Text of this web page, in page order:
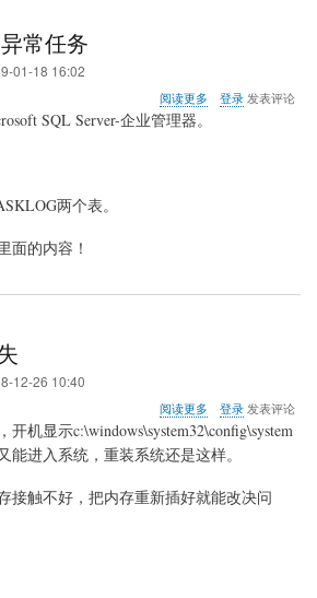
常任务
01-18 16:02
阅读更多
任
登录发表评论
SQL Server-企业管理器。
两个表。
面的内容！
12-26 10:40
阅读更多
于
开
机
示
登录发表评论
机显示c:\windows\system32\config\system
能进入系统，重装系统还是这样。
接触不好，把内存重新插好就能改决问